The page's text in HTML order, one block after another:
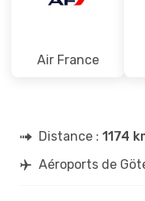
Air France
Distance : 1174
Aéroports de